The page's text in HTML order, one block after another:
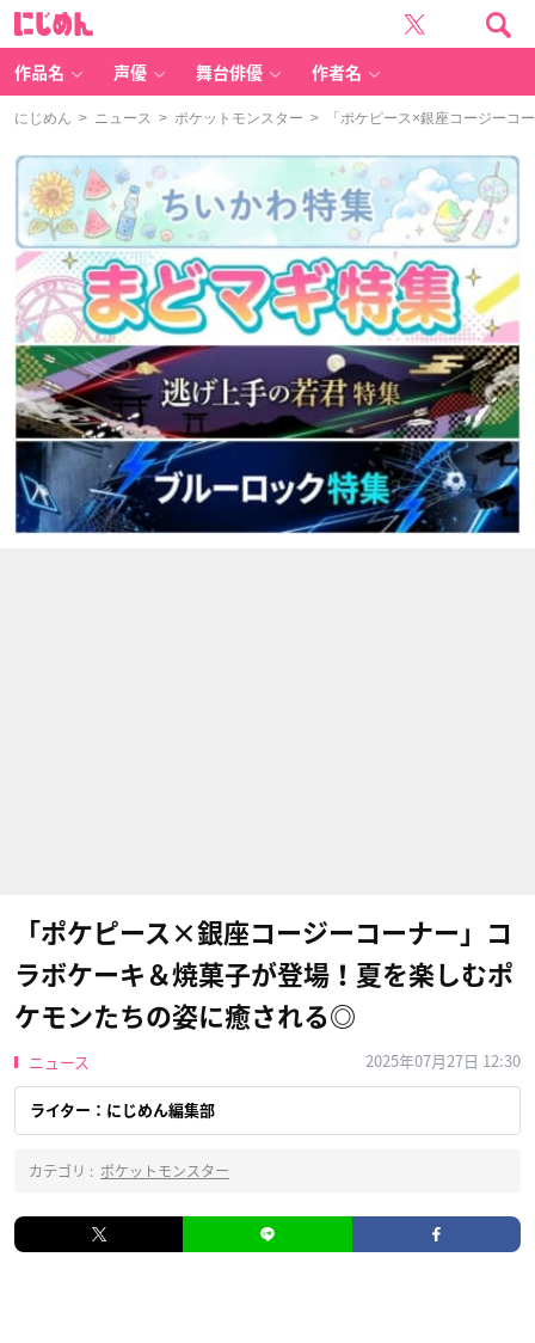
作品名 声優 舞台俳優 作者名
にじめん > ニュース > ポケットモンスター > 「ポケピース×銀座コージーコ
「ポケピース×銀座コージーコーナー」コ
ラボケーキ＆焼菓子が登場！夏を楽しむポ
ケモンたちの姿に癒される◎
ニュース 2025年07月27日 12:30
ライター：にじめん編集部
カテゴリ : ポケットモンスター